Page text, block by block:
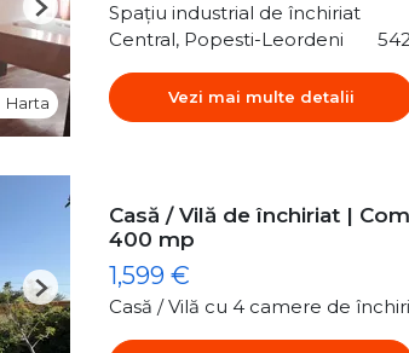
Harta
Next
Spațiu industrial de închiriat
Central, Popesti-Leordeni
Vezi mai multe detalii
Next
Casă / Vilă de închiriat |
400 mp
1,599 €
Casă / Vilă cu 4 camere de